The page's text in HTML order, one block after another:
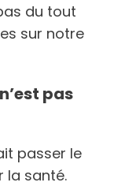
du tout
sur notre
pas
passer le
la santé.